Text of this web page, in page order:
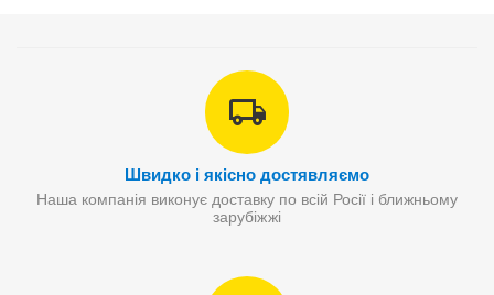
Швидко і якісно достявляємо
Наша компанія виконує доставку по всій Росії і ближньому
зарубіжжі